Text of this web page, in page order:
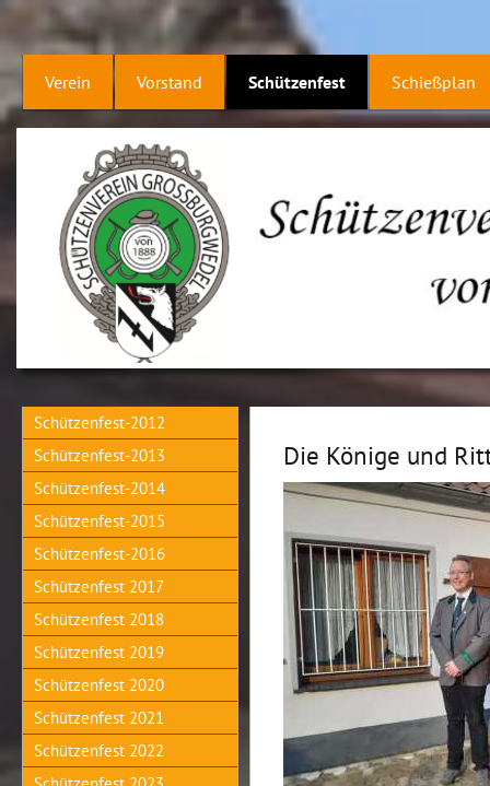
Verein Vorstand Schützenfest Schießplan
Schützenfest-2012
Schützenfest-2013
Schützenfest-2014
Schützenfest-2015
Schützenfest-2016
Schützenfest 2017
Schützenfest 2018
Schützenfest 2019
Schützenfest 2020
Schützenfest 2021
Schützenfest 2022
Die Könige und